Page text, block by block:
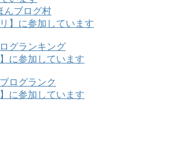
んブログ村
】に参加しています
グランキング
に参加しています
ログランク
に参加しています